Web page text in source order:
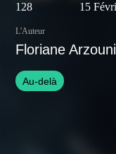
128 15
L'Auteur
Floriane Arzouni
Au-delà